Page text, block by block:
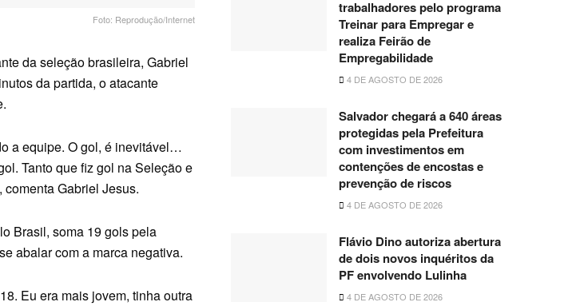
Foto: Reprodução/Internet
da seleção brasileira, Gabriel
da partida, o atacante
a equipe. O gol, é inevitável…
Tanto que fiz gol na Seleção e
comenta Gabriel Jesus.
Brasil, soma 19 gols pela
abalar com a marca negativa.
Eu era mais jovem, tinha outra
trabalhadores pelo programa
Treinar para Empregar e
realiza Feirão de
Empregabilidade
4 DE AGOSTO DE 2026
Salvador chegará a 640 áreas
protegidas pela Prefeitura
com investimentos em
contenções de encostas e
prevenção de riscos
4 DE AGOSTO DE 2026
Flávio Dino autoriza abertura
de dois novos inquéritos da
PF envolvendo Lulinha
4 DE AGOSTO DE 2026